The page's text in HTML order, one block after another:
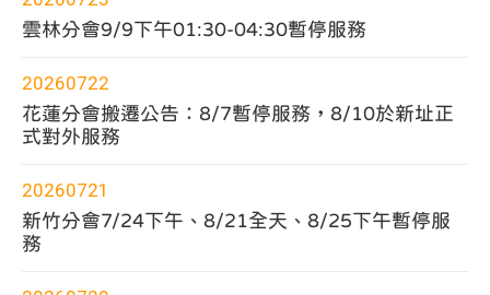
雲林分會9/9下午01:30-04:30暫停服務
20260722
花蓮分會搬遷公告：8/7暫停服務，8/10於新址正
式對外服務
20260721
新竹分會7/24下午、8/21全天、8/25下午暫停服
務